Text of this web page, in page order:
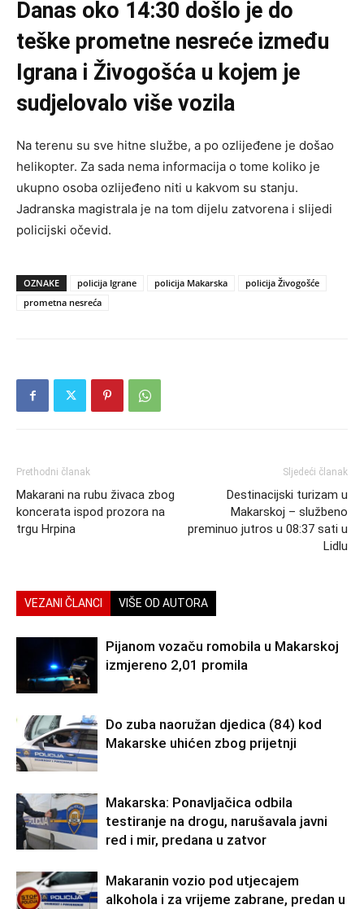
Danas oko 14:30 došlo je do
teške prometne nesreće između
Igrana i Živogošća u kojem je
sudjelovalo više vozila
Na terenu su sve hitne službe, a po ozlijeđene je došao
helikopter. Za sada nema informacija o tome koliko je
ukupno osoba ozlijeđeno niti u kakvom su stanju.
Jadranska magistrala je na tom dijelu zatvorena i slijedi
policijski očevid.
OZNAKE policija Igrane policija Makarska
policija Živogošće
prometna nesreća
Prethodni članak
Makarani na rubu živaca zbog
koncerata ispod prozora na
trgu Hrpina
Sljedeći članak
Destinacijski turizam u
Makarskoj – službeno
preminuo jutros u 08:37 sati u
Lidlu
VEZANI ČLANCI VIŠE OD AUTORA
Pijanom vozaču romobila u Makarskoj
izmjereno 2,01 promila
Do zuba naoružan djedica (84) kod
Makarske uhićen zbog prijetnji
Makarska: Ponavljačica odbila
testiranje na drogu, narušavala javni
red i mir, predana u zatvor
Makaranin vozio pod utjecajem
alkohola i za vrijeme zabrane, predan u